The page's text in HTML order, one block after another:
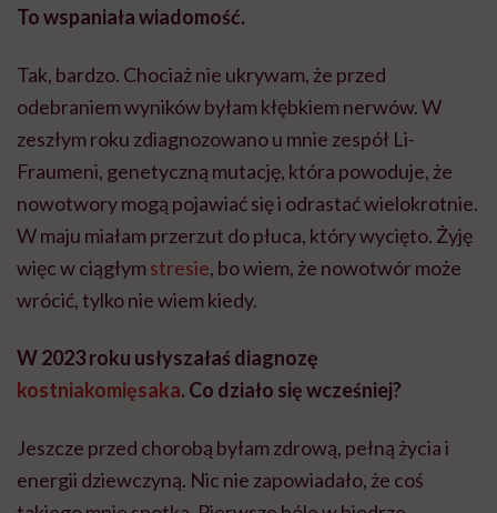
To wspaniała wiadomość.
Tak, bardzo. Chociaż nie ukrywam, że przed
odebraniem wyników byłam kłębkiem nerwów. W
zeszłym roku zdiagnozowano u mnie zespół Li-
Fraumeni, genetyczną mutację, która powoduje, że
nowotwory mogą pojawiać się i odrastać wielokrotnie.
W maju miałam przerzut do płuca, który wycięto. Żyję
więc w ciągłymstresie, bo wiem, że nowotwór może
wrócić, tylko nie wiem kiedy.
W 2023 roku usłyszałaś diagnozę
kostniakomięsaka. Co działo się wcześniej?
Jeszcze przed chorobą byłam zdrową, pełną życia i
energii dziewczyną. Nic nie zapowiadało, że coś